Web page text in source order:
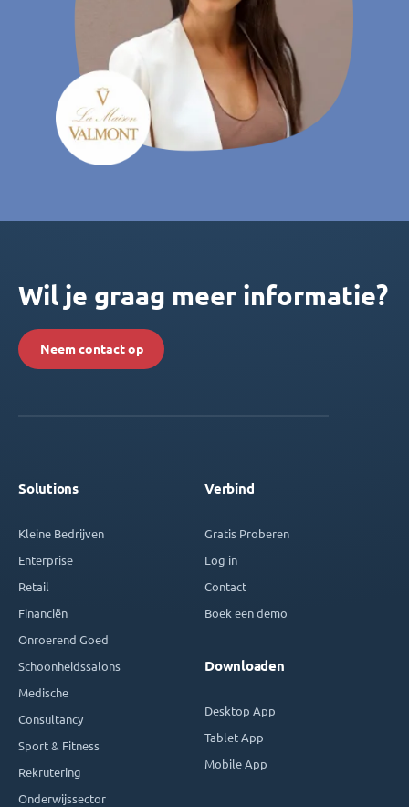
Wil je graag meer informatie?
Neem contact op
Solutions
Kleine Bedrijven
Enterprise
Retail
Financiën
Onroerend Goed
Schoonheidssalons
Medische
Consultancy
Sport & Fitness
Rekrutering
Onderwijssector
Verbind
Gratis Proberen
Log in
Contact
Boek een demo
Downloaden
Desktop App
Tablet App
Mobile App